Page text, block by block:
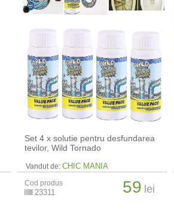
Set 4 x solutie pentru desfundarea
tevilor, Wild Tornado
Vandut de: CHIC MANIA
Cod produs
23311 59 lei